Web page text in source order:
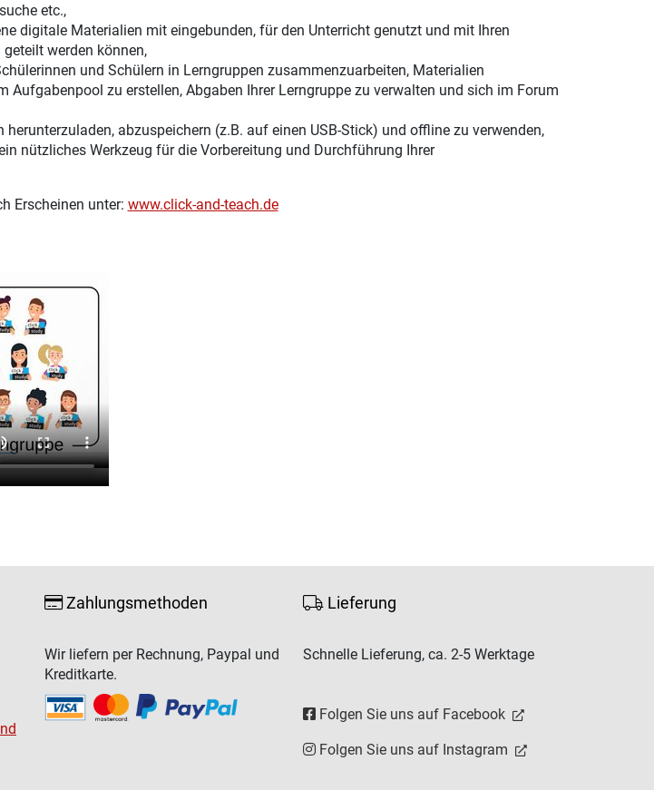
etc.,
digitale Materialien mit eingebunden, für den Unterricht genutzt und mit Ihren
werden können,
und Schülern in Lerngruppen zusammenzuarbeiten, Materialien
Aufgabenpool zu erstellen, Abgaben Ihrer Lerngruppe zu verwalten und sich im Forum
abzuspeichern (z.B. auf einen USB-Stick) und offline zu verwenden,
nützliches Werkzeug für die Vorbereitung und Durchführung Ihrer
Erscheinen unter: www.click-and-teach.de
Zahlungsmethoden
Wir liefern per Rechnung, Paypal und
Kreditkarte.
Lieferung
Schnelle Lieferung, ca. 2-5 Werktage
Folgen Sie uns auf Facebook
Folgen Sie uns auf Instagram